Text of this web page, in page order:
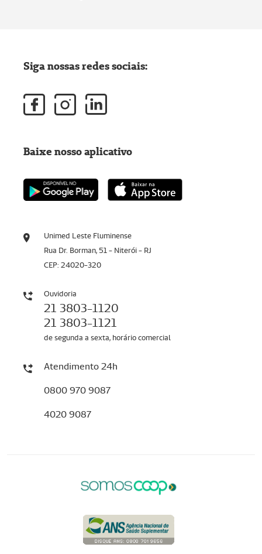
Unimed Leste Fluminense
Rua Dr. Borman, 51 - Niterói - RJ
CEP: 24020-320
Ouvidoria
21 3803-1120
21 3803-1121
de segunda a sexta, horário comercial
Atendimento 24h
0800 970 9087
4020 9087
Siga nossas redes sociais:
Baixe nosso aplicativo